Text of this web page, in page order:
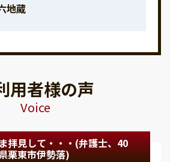
地蔵
用者様の声
Voice
拝見して・・・(弁護士、40
栗東市伊勢落)